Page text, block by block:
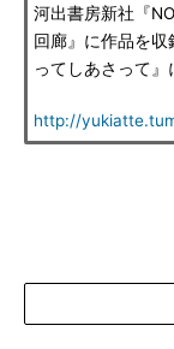
河出書房新社『
回廊』に作品を
ってしあさって』
http://